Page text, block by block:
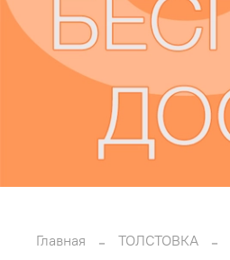
Главная ТОЛСТОВКА